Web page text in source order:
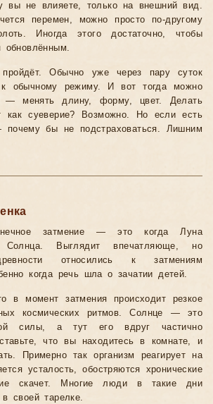
вы не влияете, только на внешний вид.
перемен, можно просто по-другому
Иногда этого достаточно, чтобы
обновлённым.
Обычно уже через пару суток
к обычному режиму. И вот тогда можно
— менять длину, форму, цвет. Делать
как суеверие? Возможно. Но если есть
бы не подстраховаться. Лишним
затмение — это когда Луна
Солнца. Выглядит впечатляюще, но
относились к затмениям
когда речь шла о зачатии детей.
в момент затмения происходит резкое
космических ритмов. Солнце — это
силы, а тут его вдруг частично
что вы находитесь в комнате, и
Примерно так организм реагирует на
усталость, обостряются хронические
скачет. Многие люди в такие дни
своей тарелке.